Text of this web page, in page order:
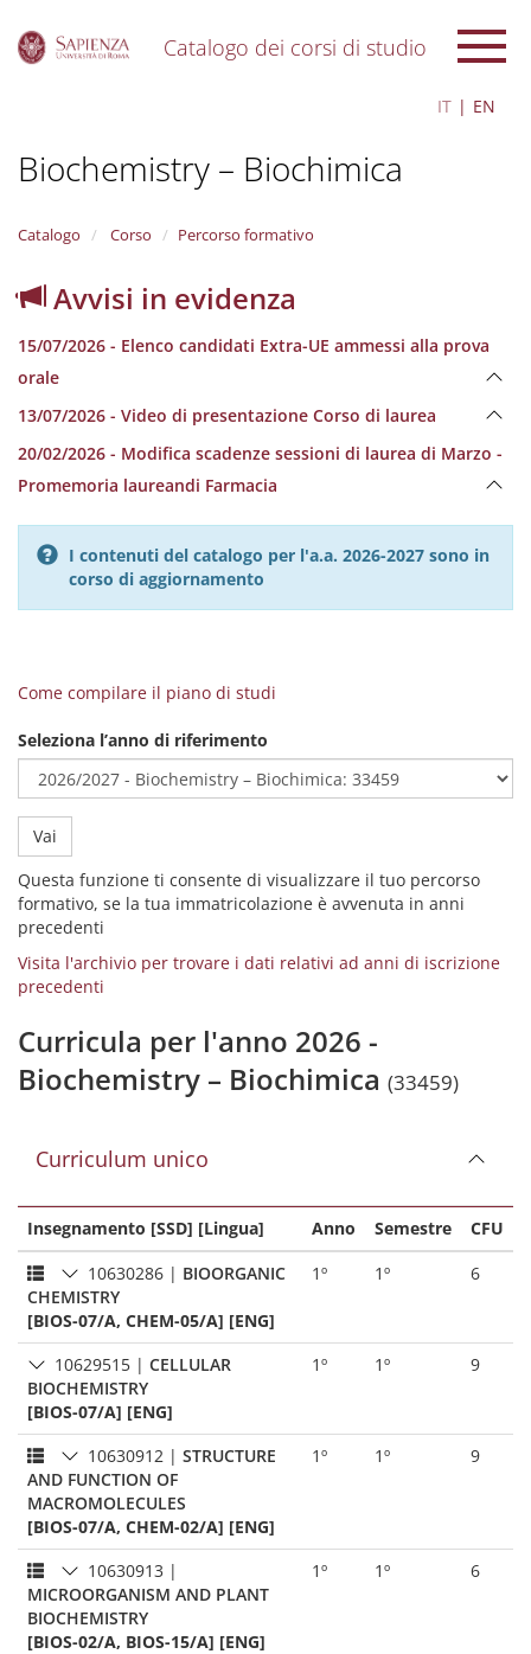
Catalogo dei corsi di studio
IT EN
Biochemistry – Biochimica
Catalogo Corso Percorso formativo
Avvisi in evidenza
15/07/2026 - Elenco candidati Extra-UE ammessi alla prova
orale
13/07/2026 - Video di presentazione Corso di laurea
20/02/2026 - Modifica scadenze sessioni di laurea di Marzo -
Promemoria laureandi Farmacia
I contenuti del catalogo per l'a.a. 2026-2027 sono in
corso di aggiornamento
Come compilare il piano di studi
Seleziona l’anno di riferimento
Vai
Questa funzione ti consente di visualizzare il tuo percorso
formativo, se la tua immatricolazione è avvenuta in anni
precedenti
Visita l'archivio per trovare i dati relativi ad anni di iscrizione
precedenti
Curricula per l'anno 2026 -
Biochemistry – Biochimica (33459)
Curriculum unico
Insegnamento [SSD] [Lingua] Anno Semestre
CFU
10630286 | BIOORGANIC
CHEMISTRY
[BIOS-07/A, CHEM-05/A] [ENG]
1º 1º 6
10629515 | CELLULAR
BIOCHEMISTRY
[BIOS-07/A] [ENG]
1º 1º 9
10630912 | STRUCTURE
AND FUNCTION OF
MACROMOLECULES
[BIOS-07/A, CHEM-02/A] [ENG]
1º 1º 9
10630913 |
MICROORGANISM AND PLANT
BIOCHEMISTRY
[BIOS-02/A, BIOS-15/A] [ENG]
1º 1º 6